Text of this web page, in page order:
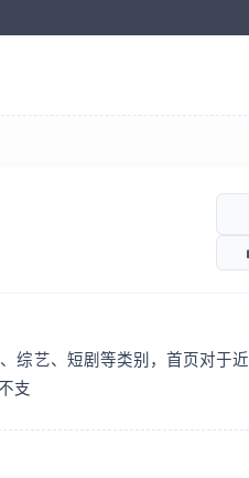
综艺、短剧等类别，首页对于
支